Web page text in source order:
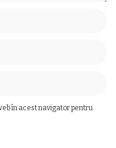
în acest navigator pentru